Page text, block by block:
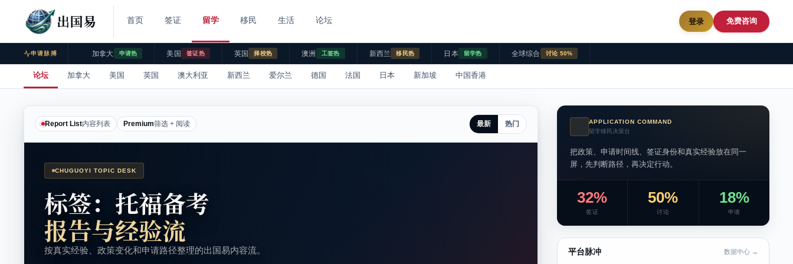
出国易 首页 签证 留学 移民 生活 论坛 登录 免费咨询
申请脉搏 加拿大 申请热 美国 签证热 英国 择校热 澳洲 工签热 新西兰 移民热 日本 留学热 全球综合 讨论 50%
论坛 加拿大 美国 英国 澳大利亚 新西兰 爱尔兰 德国 法国 日本 新加坡 中国香港
Report List内容列表 Premium筛选 + 阅读 最新 热门
CHUGUOYI TOPIC DESK
标签：托福备考
报告与经验流
按真实经验、政策变化和申请路径整理的出国易内容流。
APPLICATION COMMAND
留学移民决策台
把政策、申请时间线、签证身份和真实经验放在同一
屏，先判断路径，再决定行动。
32%
签证
50%
讨论
18%
申请
平台脉冲 数据中心 →